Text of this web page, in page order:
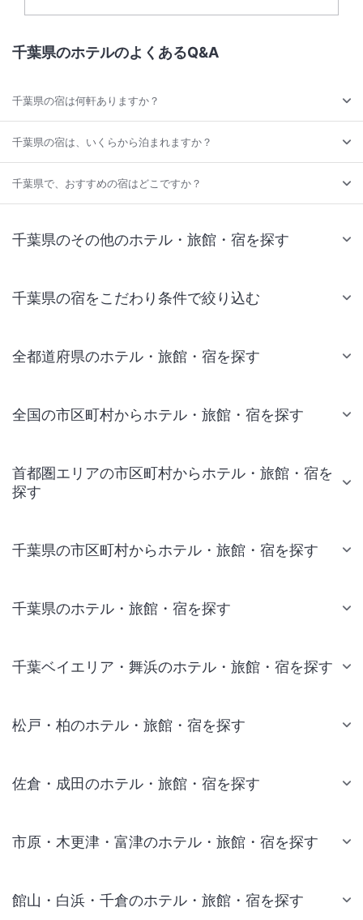
千葉県のホテルのよくあるQ&A
千葉県の宿は何軒ありますか？
千葉県の宿は、いくらから泊まれますか？
千葉県で、おすすめの宿はどこですか？
千葉県のその他のホテル・旅館・宿を探す
千葉県の宿をこだわり条件で絞り込む
全都道府県のホテル・旅館・宿を探す
全国の市区町村からホテル・旅館・宿を探す
首都圏エリアの市区町村からホテル・旅館・宿を
探す
千葉県の市区町村からホテル・旅館・宿を探す
千葉県のホテル・旅館・宿を探す
千葉ベイエリア・舞浜のホテル・旅館・宿を探す
松戸・柏のホテル・旅館・宿を探す
佐倉・成田のホテル・旅館・宿を探す
市原・木更津・富津のホテル・旅館・宿を探す
館山・白浜・千倉のホテル・旅館・宿を探す